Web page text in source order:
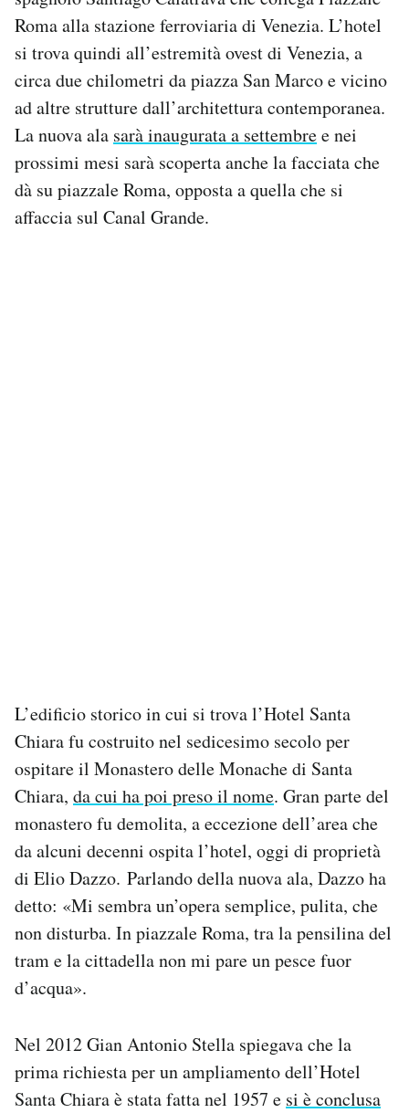
Roma alla stazione ferroviaria di Venezia. L’hotel
si trova quindi all’estremità ovest di Venezia, a
circa due chilometri da piazza San Marco e vicino
ad altre strutture dall’architettura contemporanea.
La nuova ala sarà inaugurata a settembree nei
prossimi mesi sarà scoperta anche la facciata che
dà su piazzale Roma, opposta a quella che si
affaccia sul Canal Grande.
L’edificio storico in cui si trova l’Hotel Santa
Chiara fu costruito nel sedicesimo secolo per
ospitare il Monastero delle Monache di Santa
Chiara, da cui ha poi preso il nome. Gran parte del
monastero fu demolita, a eccezione dell’area che
da alcuni decenni ospita l’hotel, oggi di proprietà
di Elio Dazzo. Parlando della nuova ala, Dazzo ha
detto: «Mi sembra un’opera semplice, pulita, che
non disturba. In piazzale Roma, tra la pensilina del
tram e la cittadella non mi pare un pesce fuor
d’acqua».
Nel 2012 Gian Antonio Stella spiegava che la
prima richiesta per un ampliamento dell’Hotel
Santa Chiara è stata fatta nel 1957 e si è conclusa